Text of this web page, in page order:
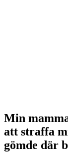
Min
att straffa
gömde där